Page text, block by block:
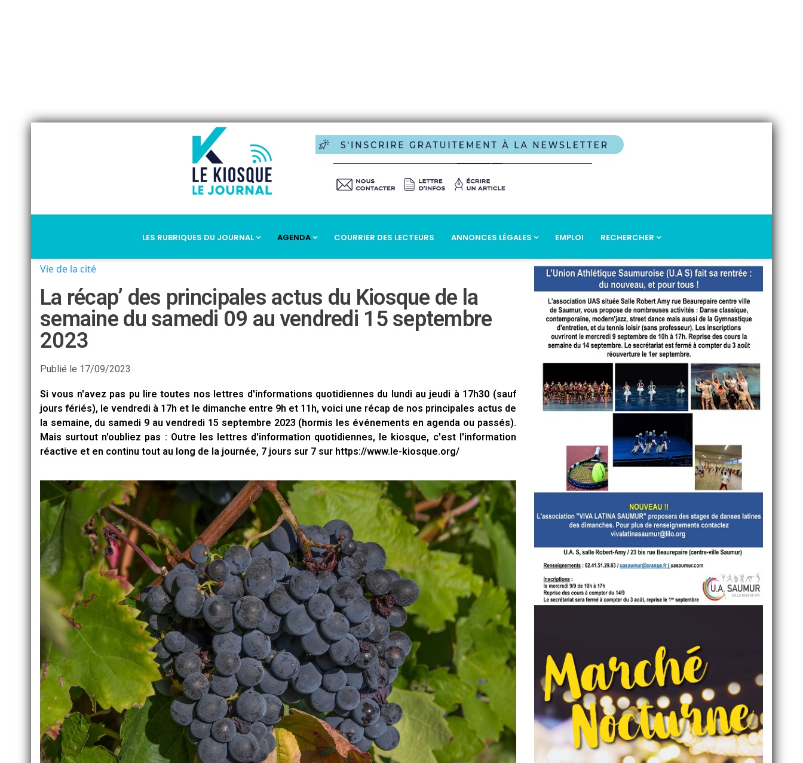
LES RUBRIQUES DU JOURNAL AGENDA COURRIER DES LECTEURS ANNONCES LÉGALES EMPLOI RECHERCHER
Vie de la cité
La récap’ des principales actus du Kiosque de la
semaine du samedi 09 au vendredi 15 septembre
2023
Publié le 17/09/2023
Si vous n'avez pas pu lire toutes nos lettres d'informations quotidiennes du lundi au jeudi à 17h30 (sauf
jours fériés), le vendredi à 17h et le dimanche entre 9h et 11h, voici une récap de nos principales actus de
la semaine, du samedi 9 au vendredi 15 septembre 2023 (hormis les événements en agenda ou passés).
Mais surtout n'oubliez pas : Outre les lettres d'information quotidiennes, le kiosque, c'est l'information
réactive et en continu tout au long de la journée, 7 jours sur 7 sur https://www.le-kiosque.org/